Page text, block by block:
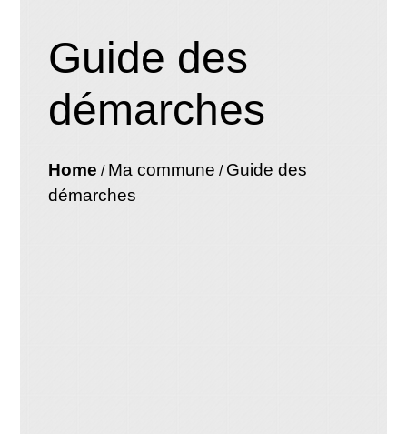
Guide des
démarches
Home / Ma commune / Guide des
démarches